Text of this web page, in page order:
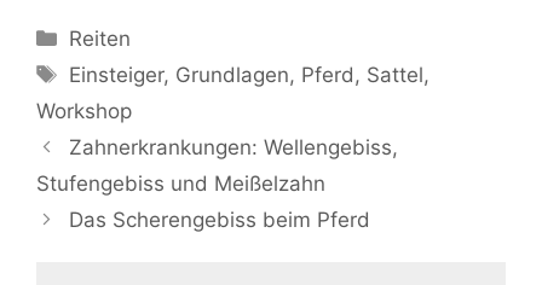
Kategorien
Reiten
Schlagwörter
Einsteiger, Grundlagen, Pferd, Sattel,
Workshop
Zahnerkrankungen: Wellengebiss,
Stufengebiss und Meißelzahn
Das Scherengebiss beim Pferd